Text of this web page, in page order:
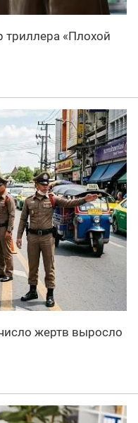
триллера «Плохой
жертв выросло